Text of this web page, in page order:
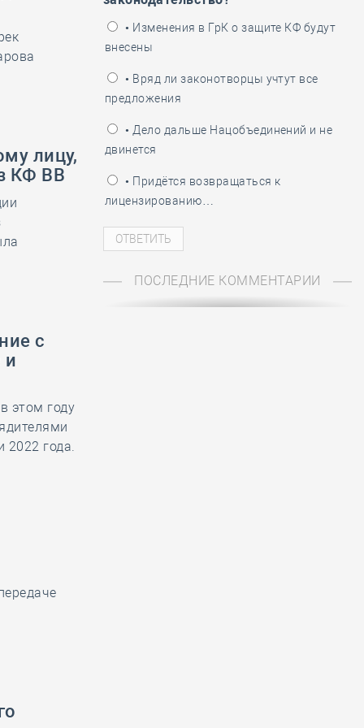
лицу,
КФ ВВ
с
и
этом году
2022 года.
• Изменения в ГрК о защите КФ будут
внесены
• Вряд ли законотворцы учтут все
предложения
• Дело дальше Нацобъединений и не
двинется
• Придётся возвращаться к
лицензированию…
ПОСЛЕДНИЕ КОММЕНТАРИИ